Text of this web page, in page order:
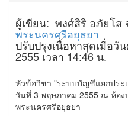
ผู้เขียน: พงศ์สิริ อภัยโส
พระนครศรีอยุธยา
ปรับปรุงเนื้อหาสุดเมื่อวั
2555 เวลา 14:46 น.
หัวข้อวิชา "ระบบบัญชีแยกประ
วันที่ 3 พฤษภาคม 2555 ณ ห้อ
พระนครศรีอยุธยา